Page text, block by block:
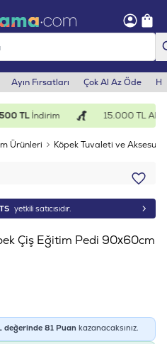
Ayın Fırsatları Çok Al Az Öde
TLİndirim 15.000 TL
Ürünleri
Köpek Tuvaleti ve
yetkili satıcısıdır.
Çiş Eğitim Pedi 90x60cm
değerinde 81 Puan kazanacaksınız.